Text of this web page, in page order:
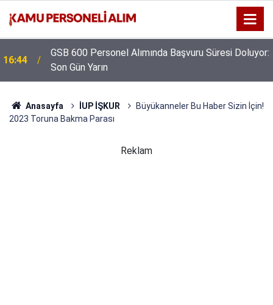
16:44
GSB 600 Personel Alımında Başvuru Süresi Doluyor:
Son Gün Yarın
Anasayfa İUP İŞKUR
Büyükanneler Bu Haber Sizin İçin!
2023 Toruna Bakma Parası
Reklam